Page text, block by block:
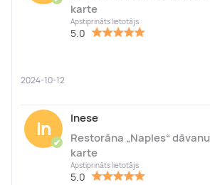
karte
Apstiprināts lietotājs
5.0
2024-10-12
In
✔
Inese
Restorāna „Naples“ dāvanu
karte
Apstiprināts lietotājs
5.0